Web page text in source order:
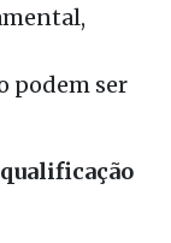
podem ser